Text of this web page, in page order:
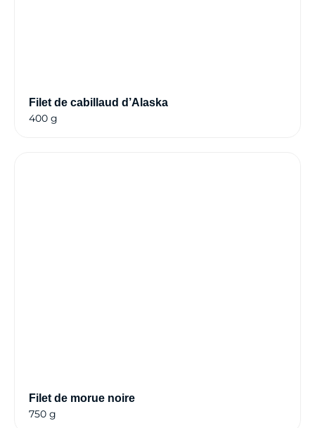
Filet de cabillaud d’Alaska
400 g
Filet de morue noire
750 g